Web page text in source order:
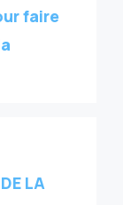
faire
LA